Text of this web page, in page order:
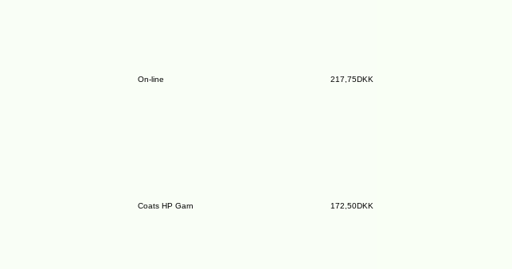
On-line 217,75DKK
Coats HP Garn 172,50DKK